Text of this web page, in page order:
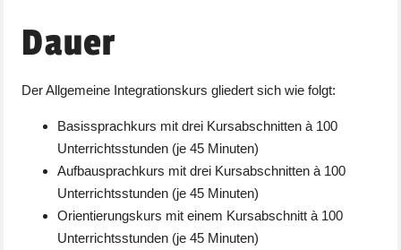
Dauer
Der Allgemeine Integrationskurs gliedert sich wie folgt:
Basissprachkurs mit drei Kursabschnitten à 100
Unterrichtsstunden (je 45 Minuten)
Aufbausprachkurs mit drei Kursabschnitten à 100
Unterrichtsstunden (je 45 Minuten)
Orientierungskurs mit einem Kursabschnitt à 100
Unterrichtsstunden (je 45 Minuten)